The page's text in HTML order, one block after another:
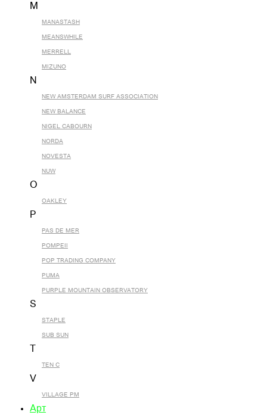
M
MANASTASH
MEANSWHILE
MERRELL
MIZUNO
N
NEW AMSTERDAM SURF ASSOCIATION
NEW BALANCE
NIGEL CABOURN
NORDA
NOVESTA
NUW
O
OAKLEY
P
PAS DE MER
POMPEII
POP TRADING COMPANY
PUMA
PURPLE MOUNTAIN OBSERVATORY
S
STAPLE
SUB SUN
TEN C
V
VILLAGE PM
Арт